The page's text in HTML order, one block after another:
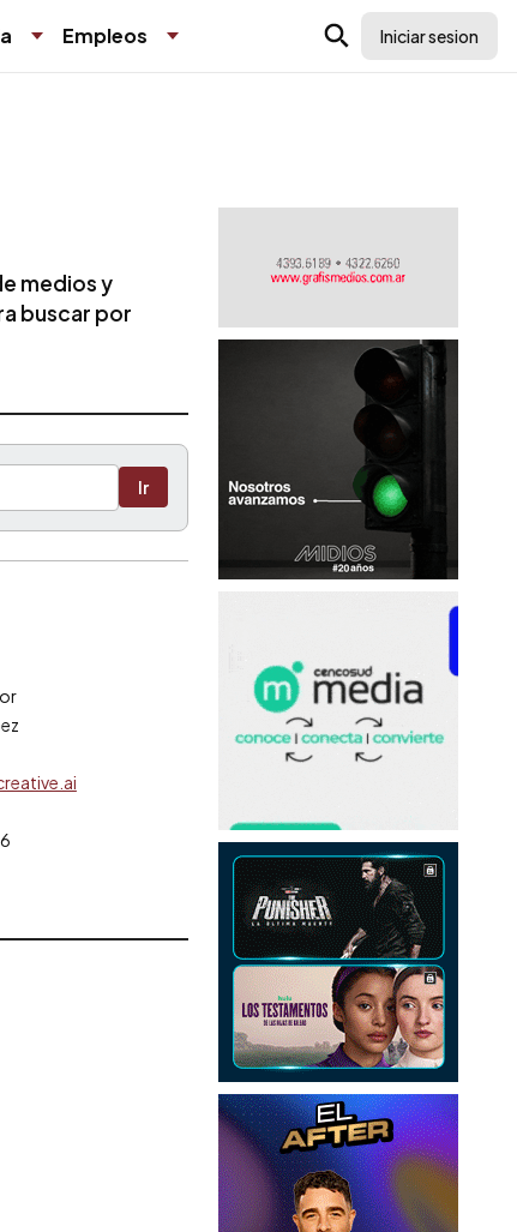
Empleos Iniciar sesion
medios y
buscar por
Ir